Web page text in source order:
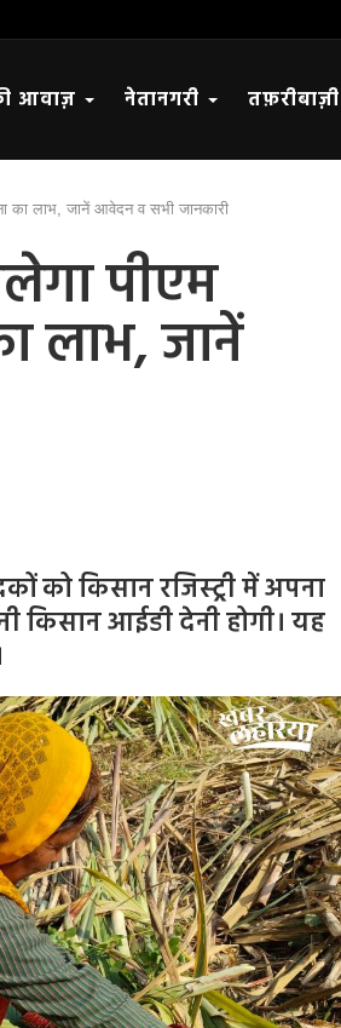
आवाज़ नेतानगरी तफ़रीबाज़ी
का लाभ, जानें आवेदन व सभी जानकारी
पीएम
लाभ, जानें
को किसान रजिस्ट्री में अपना
किसान आईडी देनी होगी। यह